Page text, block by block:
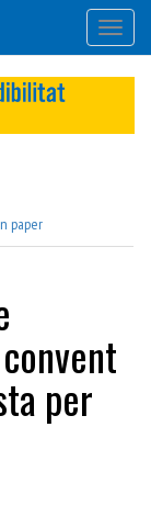
paper
per